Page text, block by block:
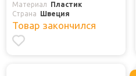
Материал
Пластик
Страна
Швеция
Товар закончился